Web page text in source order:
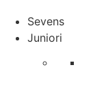
Sevens
Juniori